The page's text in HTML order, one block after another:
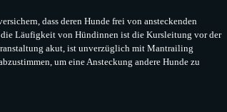
dass deren Hunde frei von ansteckenden
Läufigkeit von Hündinnen ist die Kursleitung vor der
akut, ist unverzüglich mit Mantrailing
um eine Ansteckung andere Hunde zu